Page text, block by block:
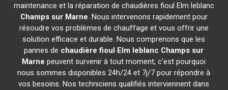
maintenance et la réparation de chaudières fioul Elm leblanc
Champs sur Marne. Nous intervenons rapidement pour
résoudre vos problèmes de chauffage et vous offrir une
solution efficace et durable. Nous comprenons que les
pannes de chaudière fioul Elm leblanc Champs sur
Marne peuvent survenir à tout moment, c'est pourquoi
nous sommes disponibles 24h/24 et 7j/7 pour répondre à
vos besoins. Nos techniciens qualifiés interviennent dans